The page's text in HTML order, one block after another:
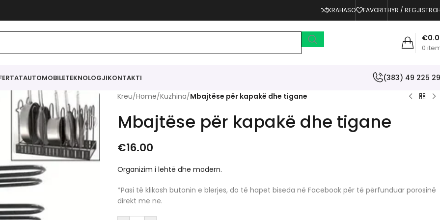
KRAHASO FAVORITHYR /
0
€
AUTOMOBILETEKNOLOGJIKONTAKTI (383) 49 225
Kreu/Home/Kuzhina/Mbajtëse për kapakë dhe tigane
Mbajtëse për kapakë dhe tigane
€16.00
Organizim i lehtë dhe modern.
*Pasi të klikosh butonin e blerjes, do të hapet biseda në Facebook për të përfunduar porosinë
direkt me ne.